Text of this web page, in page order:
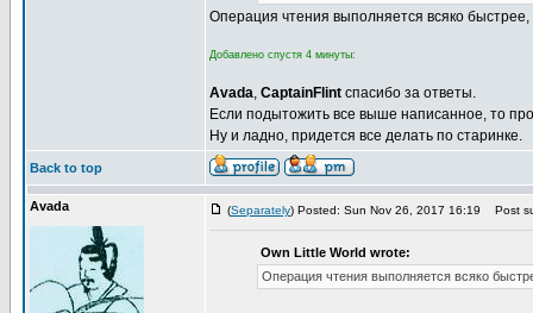
Операция чтения выполняется всяко
Добавлено спустя 4 минуты:
Avada, CaptainFlint спасибо за ответы.
Если подытожить все выше написанное, то
Ну и ладно, придется все делать по старинке.
Back to top
Avada (Separately) Posted: Sun Nov 26, 2017 16:19 Post
Own Little World wrote:
Операция чтения выполняется всяко